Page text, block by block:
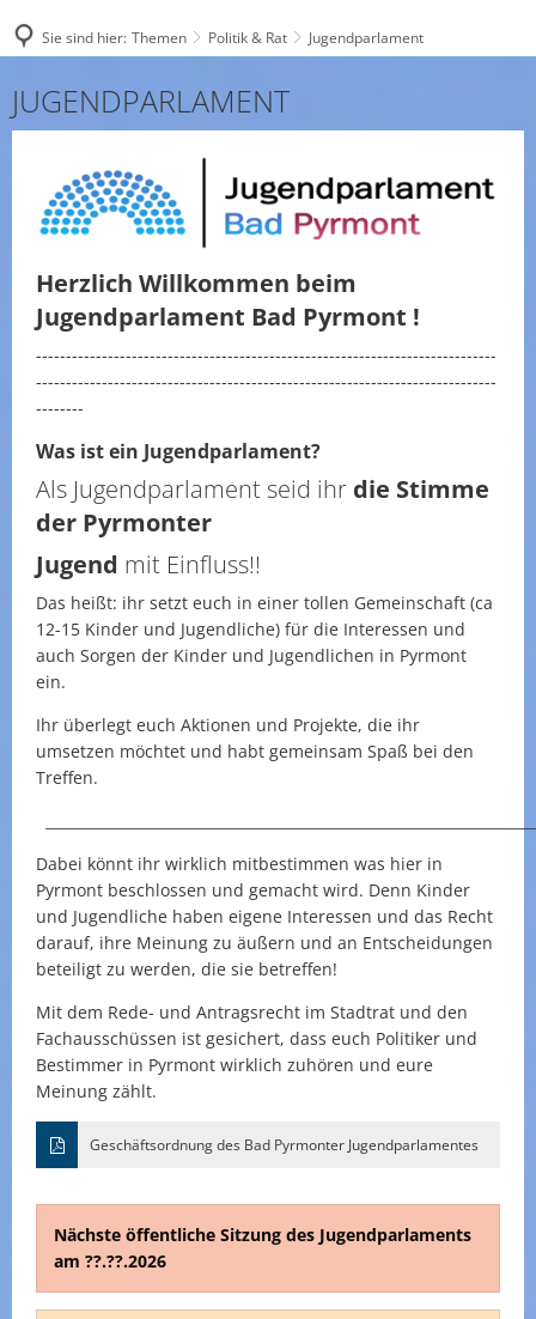
Sie sind hier: Themen Politik & Rat Jugendparlament
Jugendparlament
JUGENDPARLAMENT
Herzlich Willkommen beim
Jugendparlament Bad Pyrmont !
-----------------------------------------------------------------------------
-----------------------------------------------------------------------------
--------
Was ist ein Jugendparlament?
Als Jugendparlament seid ihr die Stimme
der Pyrmonter
Jugend mit Einfluss!!
Das heißt: ihr setzt euch in einer tollen Gemeinschaft (ca
12-15 Kinder und Jugendliche) für die Interessen und
auch Sorgen der Kinder und Jugendlichen in Pyrmont
ein.
Ihr überlegt euch Aktionen und Projekte, die ihr
umsetzen möchtet und habt gemeinsam Spaß bei den
Treffen.
Dabei könnt ihr wirklich mitbestimmen was hier in
Pyrmont beschlossen und gemacht wird. Denn Kinder
und Jugendliche haben eigene Interessen und das Recht
darauf, ihre Meinung zu äußern und an Entscheidungen
beteiligt zu werden, die sie betreffen!
Mit dem Rede- und Antragsrecht im Stadtrat und den
Fachausschüssen ist gesichert, dass euch Politiker und
Bestimmer in Pyrmont wirklich zuhören und eure
Meinung zählt.
Geschäftsordnung des Bad Pyrmonter Jugendparlamentes
Nächste öffentliche Sitzung des Jugendparlaments
am ??.??.2026